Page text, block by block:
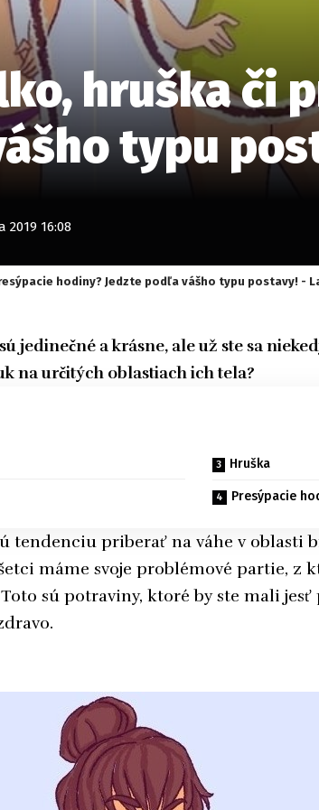
hruška či
typu
16:08
hodiny? Jedzte podľa vášho typu postavy! -
jedinečné a krásne, ale už ste sa
na určitých oblastiach ich tela?
Hruška
Presýpacie
tendenciu priberať na váhe v oblasti
máme svoje problémové partie, z
sú potraviny, ktoré by ste mali jesť